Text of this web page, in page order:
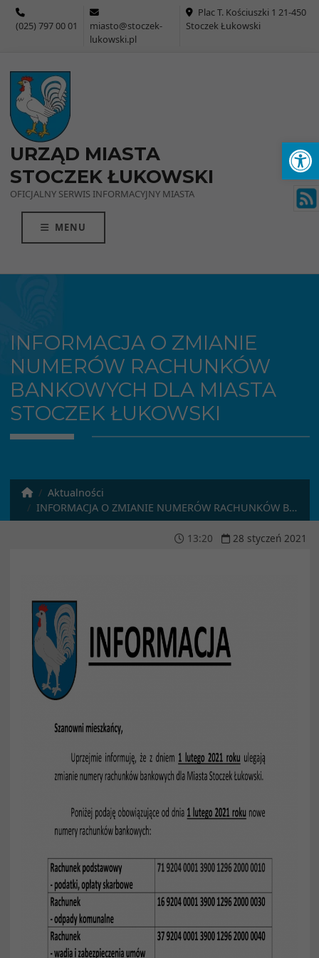
(025) 797 00 01
miasto@stoczek-
lukowski.pl
Plac T. Kościuszki 1 21-450
Stoczek Łukowski
URZĄD MIASTA
STOCZEK ŁUKOWSKI
OFICJALNY SERWIS INFORMACYJNY MIASTA
MENU
INFORMACJA O ZMIANIE
NUMERÓW RACHUNKÓW
BANKOWYCH DLA MIASTA
STOCZEK ŁUKOWSKI
Aktualności
INFORMACJA O ZMIANIE NUMERÓW RACHUNKÓW BANKOWYCH dla miasta stoczek łukowski
13:20 28 styczeń 2021